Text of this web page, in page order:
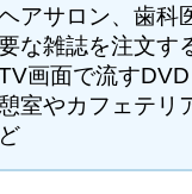
アサロン、歯
な雑誌を注文す
画面で流す
室やカフェテ